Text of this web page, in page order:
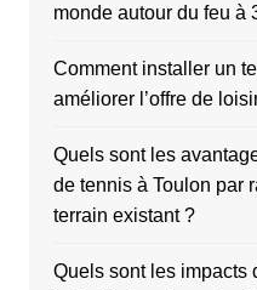
monde autour du feu à
Comment installer un
améliorer l’offre de
Quels sont les
de tennis à Toulon par
terrain existant ?
Quels sont les impacts